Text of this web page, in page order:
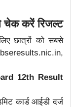
करें रिजल्ट
छात्रों को सबसे
12th Result
कार्ड आईडी दर्ज